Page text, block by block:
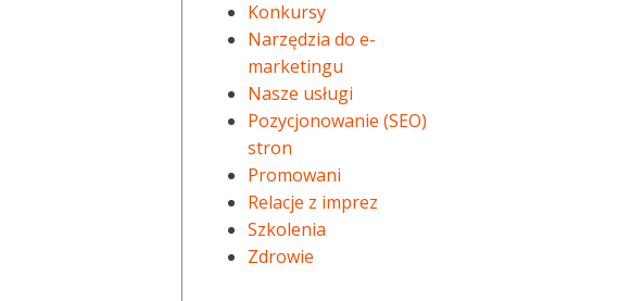
Konkursy
Narzędzia do e-
marketingu
Nasze usługi
Pozycjonowanie (SEO)
stron
Promowani
Relacje z imprez
Szkolenia
Zdrowie